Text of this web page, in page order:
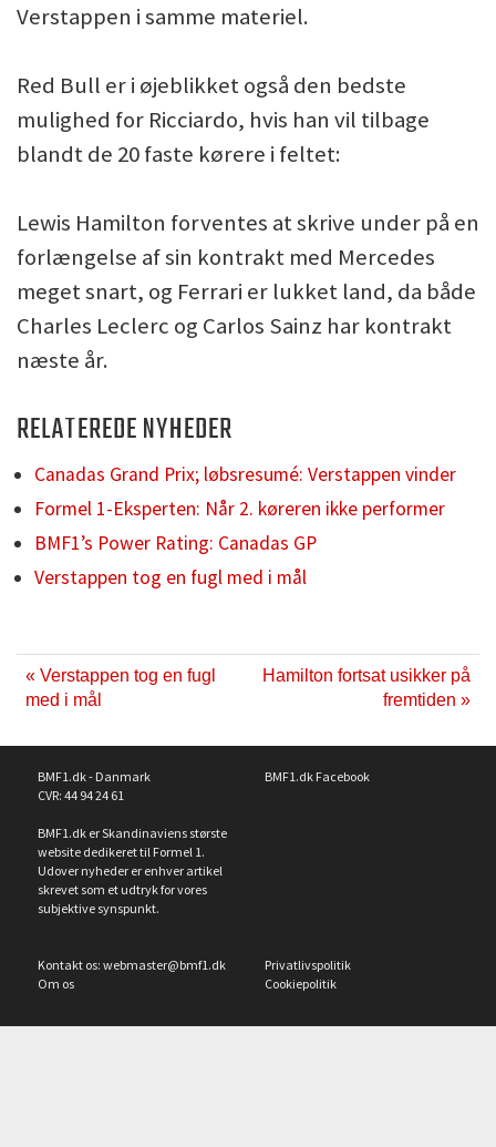
Verstappen i samme materiel.
Red Bull er i øjeblikket også den bedste
mulighed for Ricciardo, hvis han vil tilbage
blandt de 20 faste kørere i feltet:
Lewis Hamilton forventes at skrive under på en
forlængelse af sin kontrakt med Mercedes
meget snart, og Ferrari er lukket land, da både
Charles Leclerc og Carlos Sainz har kontrakt
næste år.
RELATEREDE NYHEDER
Canadas Grand Prix; løbsresumé: Verstappen vinder
Formel 1-Eksperten: Når 2. køreren ikke performer
BMF1’s Power Rating: Canadas GP
Verstappen tog en fugl med i mål
« Verstappen tog en fugl
med i mål
Hamilton fortsat usikker på
fremtiden »
BMF1.dk - Danmark
CVR: 44 94 24 61
BMF1.dk er Skandinaviens største
website dedikeret til Formel 1.
Udover nyheder er enhver artikel
skrevet som et udtryk for vores
subjektive synspunkt.
BMF1.dk Facebook
Kontakt os: webmaster@bmf1.dk
Om os
Privatlivspolitik
Cookiepolitik